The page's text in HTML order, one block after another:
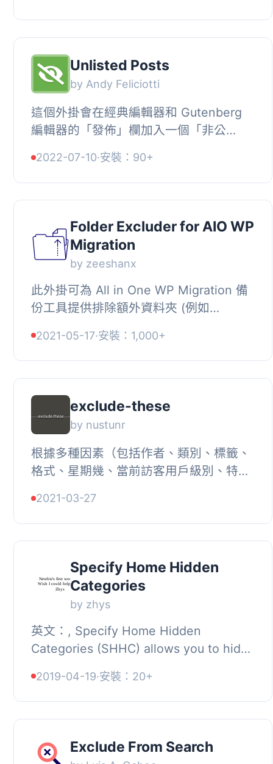
於大多...
Unlisted Posts
by Andy Feliciotti
這個外掛會在經典編輯器和 Gutenberg
編輯器的「發佈」欄加入一個「非公
會透過 pre_get_posts 篩選器過濾，從你
的網站...
2022-07-10·安裝：90+
Folder Excluder for AIO WP
Migration
by zeeshanx
此外掛可為 All in One WP Migration 備
份工具提供排除額外資料夾 (例如
快備份過程並減少備份大小。, , 它是一個
完全開...
2021-05-17·安裝：1,000+
exclude-these
by nustunr
根據多種因素（包括作者、類別、標籤、
格式、星期幾、當前訪客用戶級別、特定
文章。
2021-03-27
Specify Home Hidden
Categories
by zhys
英文：, Specify Home Hidden
Categories (SHHC) allows you to hide
homepage and RSS feed. The plugin
ensures that it ...
2019-04-19·安裝：20+
Exclude From Search